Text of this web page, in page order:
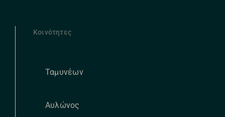
Κοινότητες
Ταμυνέων
Αυλώνος